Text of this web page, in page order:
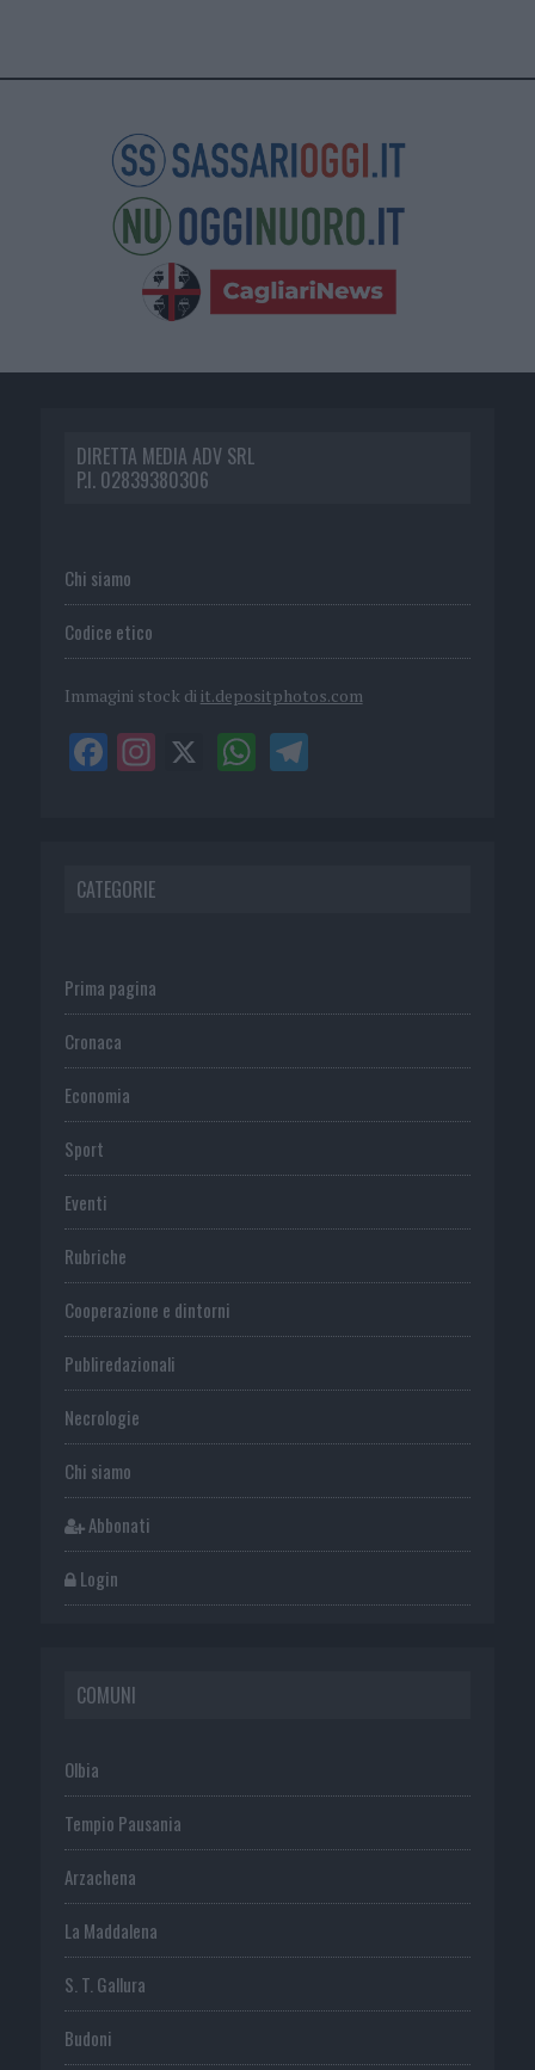
DIRETTA MEDIA ADV SRL
P.I. 02839380306
Chi siamo
Codice etico
Immagini stock di it.depositphotos.com
CATEGORIE
Prima pagina
Cronaca
Economia
Sport
Eventi
Rubriche
Cooperazione e dintorni
Publiredazionali
Necrologie
Chi siamo
Abbonati
Login
COMUNI
Olbia
Tempio Pausania
Arzachena
La Maddalena
S. T. Gallura
Budoni